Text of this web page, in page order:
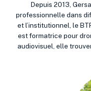
Depuis 2013,
professionnelle dans
et l’institutionnel, le
est formatrice pour
audiovisuel, elle